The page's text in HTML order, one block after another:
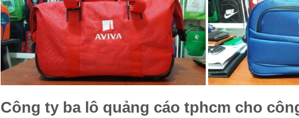
Công ty ba lô quảng cáo tphcm cho